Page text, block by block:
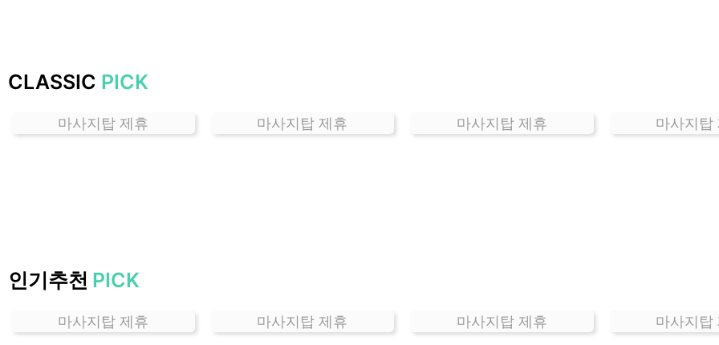
격
위
CLASSIC PICK
마사지탑 제휴 마사지탑 제휴 마사지탑 제휴 마사지탑
인기추천 PICK
마사지탑 제휴 마사지탑 제휴 마사지탑 제휴 마사지탑